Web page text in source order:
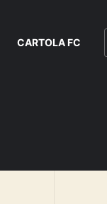
CARTOLA FC